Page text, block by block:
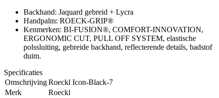
Backhand: Jaquard gebreid + Lycra
Handpalm: ROECK-GRIP®
Kenmerken: BI-FUSION®, COMFORT-INNOVATION,
ERGONOMIC CUT, PULL OFF SYSTEM, elastische
polssluiting, gebreide backhand, reflecterende details, badstof
duim.
Specificaties
OmschrijvingRoeckl Icon-Black-7
Merk
Roeckl